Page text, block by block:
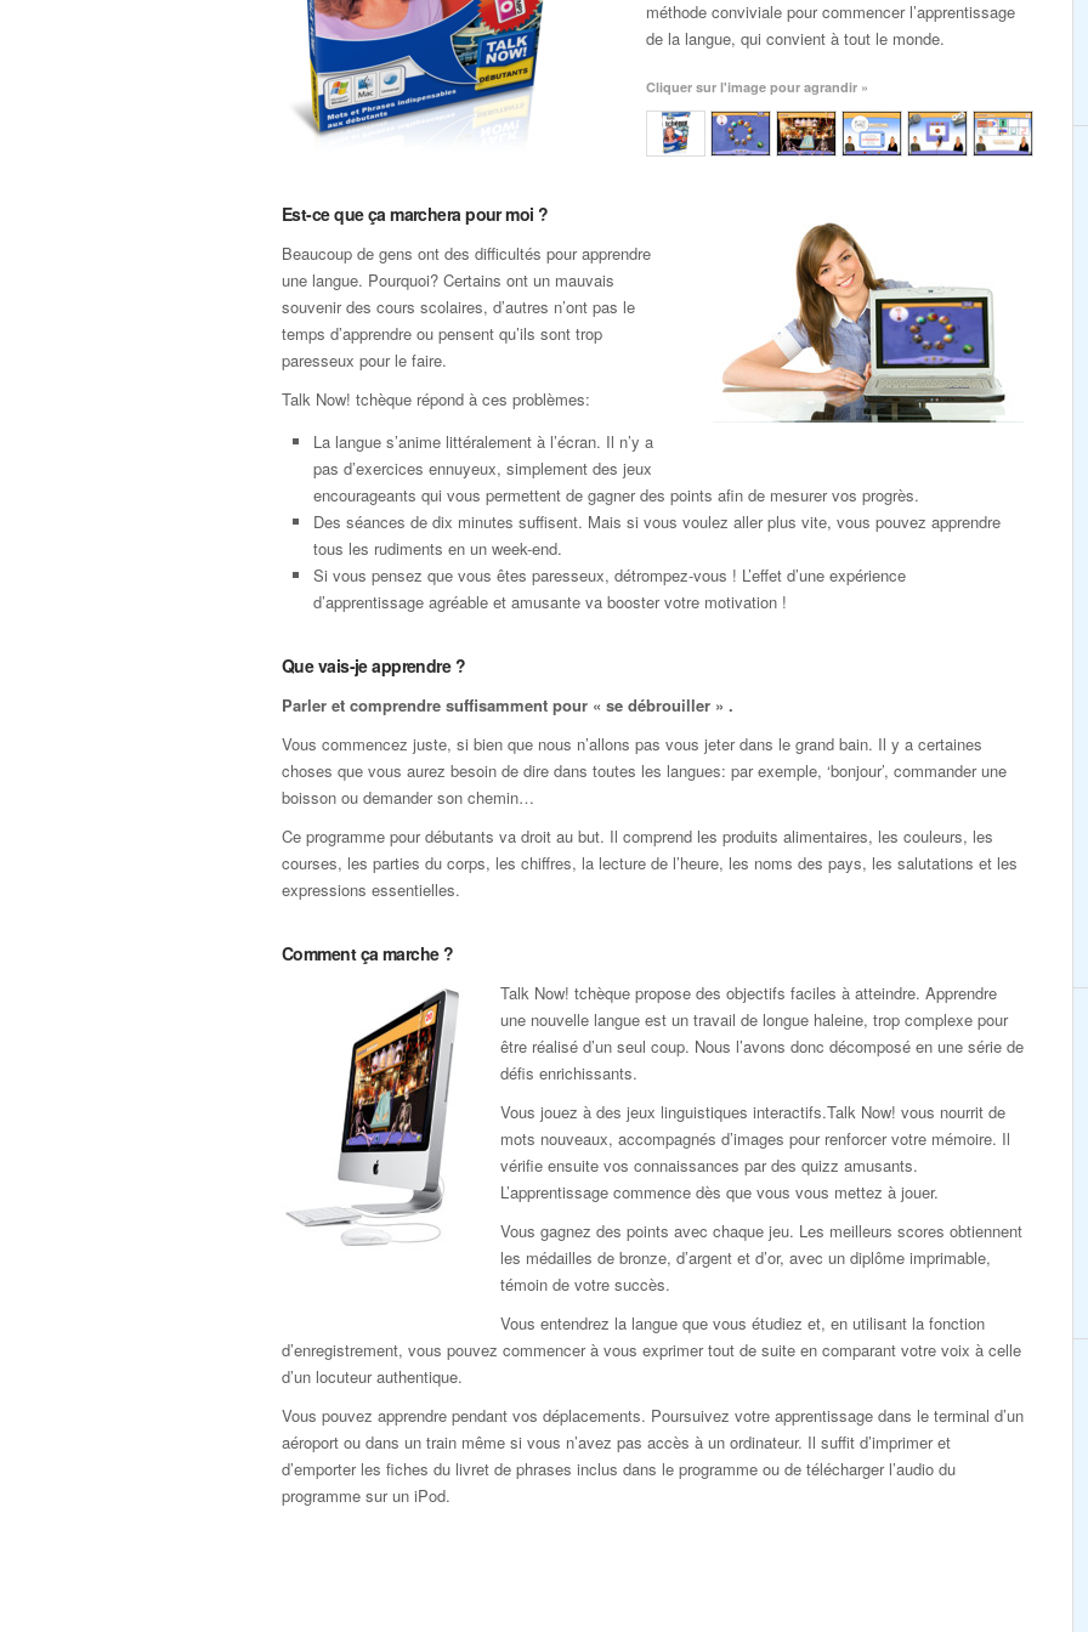
méthode conviviale pour commencer l’apprentissage
de la langue, qui convient à tout le monde.
Cliquer sur l'image pour agrandir »
Est-ce que ça marchera pour moi ?
Beaucoup de gens ont des difficultés pour apprendre
une langue. Pourquoi? Certains ont un mauvais
souvenir des cours scolaires, d’autres n’ont pas le
temps d’apprendre ou pensent qu’ils sont trop
paresseux pour le faire.
Talk Now! tchèque répond à ces problèmes:
La langue s’anime littéralement à l’écran. Il n’y a
pas d’exercices ennuyeux, simplement des jeux
encourageants qui vous permettent de gagner des points afin de mesurer vos progrès.
Des séances de dix minutes suffisent. Mais si vous voulez aller plus vite, vous pouvez apprendre
tous les rudiments en un week-end.
Si vous pensez que vous êtes paresseux, détrompez-vous ! L’effet d’une expérience
d’apprentissage agréable et amusante va booster votre motivation !
Que vais-je apprendre ?
Parler et comprendre suffisamment pour « se débrouiller » .
Vous commencez juste, si bien que nous n’allons pas vous jeter dans le grand bain. Il y a certaines
choses que vous aurez besoin de dire dans toutes les langues: par exemple, ‘bonjour’, commander une
boisson ou demander son chemin…
Ce programme pour débutants va droit au but. Il comprend les produits alimentaires, les couleurs, les
courses, les parties du corps, les chiffres, la lecture de l’heure, les noms des pays, les salutations et les
expressions essentielles.
Comment ça marche ?
Talk Now! tchèque propose des objectifs faciles à atteindre. Apprendre
une nouvelle langue est un travail de longue haleine, trop complexe pour
être réalisé d’un seul coup. Nous l’avons donc décomposé en une série de
défis enrichissants.
Vous jouez à des jeux linguistiques interactifs.Talk Now! vous nourrit de
mots nouveaux, accompagnés d’images pour renforcer votre mémoire. Il
vérifie ensuite vos connaissances par des quizz amusants.
L’apprentissage commence dès que vous vous mettez à jouer.
Vous gagnez des points avec chaque jeu. Les meilleurs scores obtiennent
les médailles de bronze, d’argent et d’or, avec un diplôme imprimable,
témoin de votre succès.
Vous entendrez la langue que vous étudiez et, en utilisant la fonction
d’enregistrement, vous pouvez commencer à vous exprimer tout de suite en comparant votre voix à celle
d’un locuteur authentique.
Vous pouvez apprendre pendant vos déplacements. Poursuivez votre apprentissage dans le terminal d’un
aéroport ou dans un train même si vous n’avez pas accès à un ordinateur. Il suffit d’imprimer et
d’emporter les fiches du livret de phrases inclus dans le programme ou de télécharger l’audio du
programme sur un iPod.